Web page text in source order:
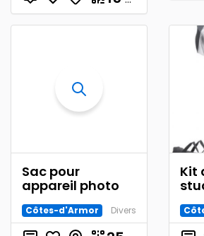
Sac pour
appareil photo
Côtes-d'Armor Divers
Kit